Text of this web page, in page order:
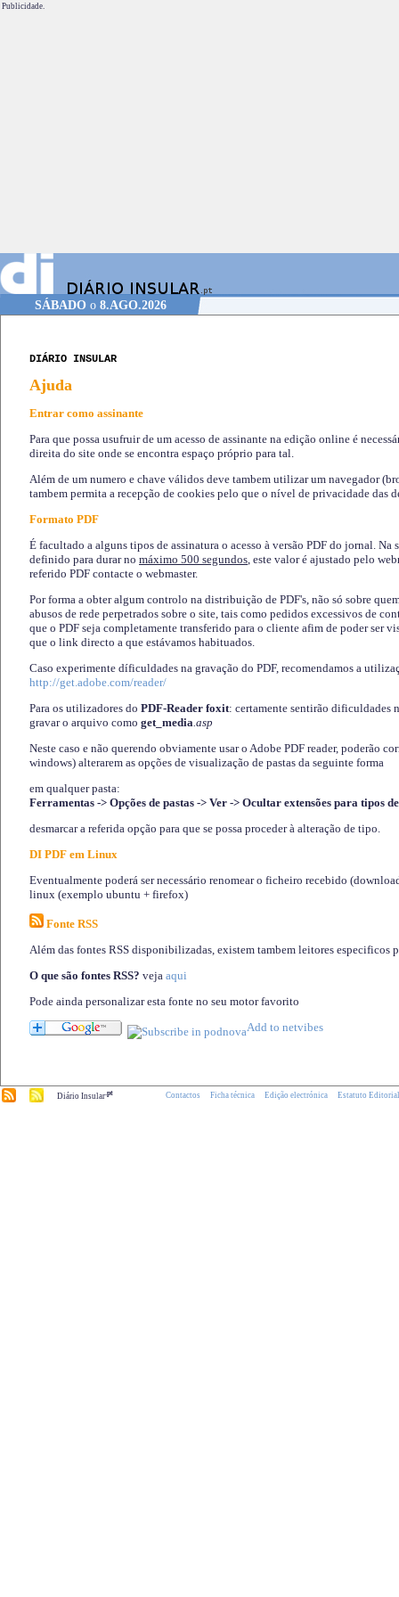
Publicidade.
SÁBADOo 8.AGO.2026
DIÁRIO INSULAR
Ajuda
Entrar como assinante
Para que possa usufruir de um acesso de assinante na edição online é
direita do site onde se encontra espaço próprio para tal.
Além de um numero e chave válidos deve tambem utilizar um navegador
tambem permita a recepção de cookies pelo que o nível de privacidade das
Formato PDF
É facultado a alguns tipos de assinatura o acesso à versão PDF do jornal. Na
definido para durar no máximo 500 segundos, este valor é ajustado pelo
referido PDF contacte o webmaster.
Por forma a obter algum controlo na distribuição de PDF's, não só sobre
abusos de rede perpetrados sobre o site, tais como pedidos excessivos de
que o PDF seja completamente transferido para o cliente afim de poder ser
que o link directo a que estávamos habituados.
Caso experimente díficuldades na gravação do PDF, recomendamos a
http://get.adobe.com/reader/
Para os utilizadores do PDF-Reader foxit: certamente sentirão dificuldades
gravar o arquivo como get_media.asp
Neste caso e não querendo obviamente usar o Adobe PDF reader, poderão
windows) alterarem as opções de visualização de pastas da seguinte forma
em qualquer pasta:
Ferramentas -> Opções de pastas -> Ver -> Ocultar extensões para tipos
desmarcar a referida opção para que se possa proceder à alteração de tipo.
DI PDF em Linux
Eventualmente poderá ser necessário renomear o ficheiro recebido
linux (exemplo ubuntu + firefox)
Fonte RSS
Além das fontes RSS disponibilizadas, existem tambem leitores especificos
O que são fontes RSS? veja aqui
Pode ainda personalizar esta fonte no seu motor favorito
Diário Insular.pt Contactos Ficha técnica Edição electrónica Estatuto Editorial